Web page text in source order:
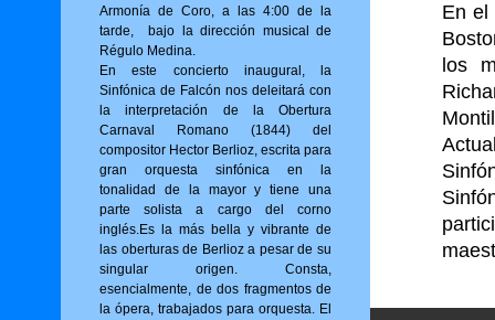
Armonía de Coro, a las 4:00 de la
tarde, bajo la dirección musical de
Régulo Medina.
En este concierto inaugural, la
Sinfónica de Falcón nos deleitará con
la interpretación de la Obertura
Carnaval Romano (1844) del
compositor Hector Berlioz, escrita para
gran orquesta sinfónica en la
tonalidad de la mayor y tiene una
parte solista a cargo del corno
inglés.Es la más bella y vibrante de
las oberturas de Berlioz a pesar de su
singular origen. Consta,
esencialmente, de dos fragmentos de
la ópera, trabajados para orquesta. El
En el
los